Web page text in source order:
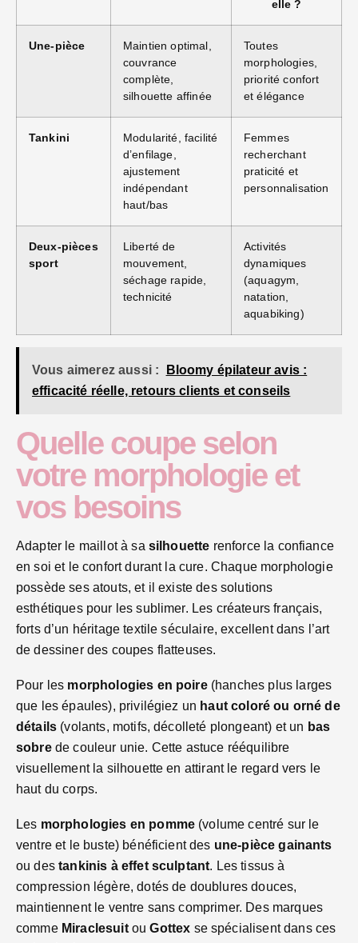
elle ?
Une‑pièce
Maintien optimal,
couvrance
complète,
silhouette affinée
Toutes
morphologies,
priorité confort
et élégance
Tankini
Modularité, facilité
d’enfilage,
ajustement
indépendant
haut/bas
Femmes
recherchant
praticité et
personnalisation
Deux‑pièces
sport
Liberté de
mouvement,
séchage rapide,
technicité
Activités
dynamiques
(aquagym,
natation,
aquabiking)
Vous aimerez aussi :
Bloomy épilateur avis :
efficacité réelle, retours clients et conseils
Quelle coupe selon
votre morphologie et
vos besoins
Adapter le maillot à sa silhouette renforce la confiance
en soi et le confort durant la cure. Chaque morphologie
possède ses atouts, et il existe des solutions
esthétiques pour les sublimer. Les créateurs français,
forts d’un héritage textile séculaire, excellent dans l’art
de dessiner des coupes flatteuses.
Pour les morphologies en poire(hanches plus larges
que les épaules), privilégiez un haut coloré ou orné de
détails (volants, motifs, décolleté plongeant) et un bas
sobrede couleur unie. Cette astuce rééquilibre
visuellement la silhouette en attirant le regard vers le
haut du corps.
Les morphologies en pomme (volume centré sur le
ventre et le buste) bénéficient des une‑pièce gainants
ou destankinis à effet sculptant. Les tissus à
compression légère, dotés de doublures douces,
maintiennent le ventre sans comprimer. Des marques
comme MiraclesuitouGottex se spécialisent dans ces